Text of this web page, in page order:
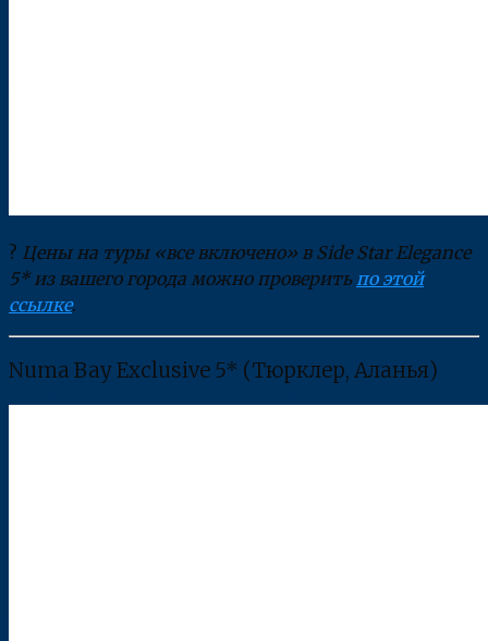
? Цены на туры «все включено» в Side Star Elegance
5* из вашего города можно проверитьпо этой
ссылке.
Numa Bay Exclusive 5* (Тюрклер, Аланья)